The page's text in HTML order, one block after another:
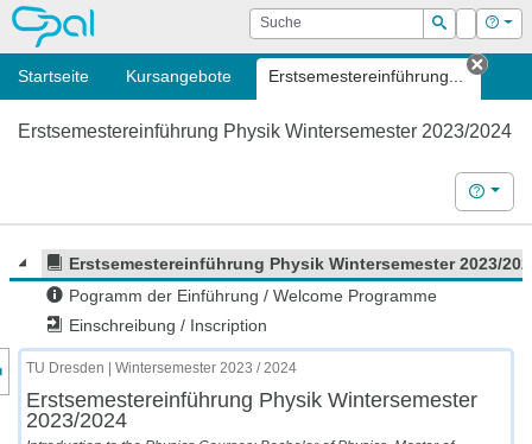
OPAL Suche
Suchen
Login Hilfe
Startseite Kursangebote Erstsemestereinführung...
Tab
Erstsemestereinführung Physik Wintersemester 2023/2024
Hilfe
Erstsemestereinführung Physik Wintersemester 2023/
Pogramm der Einführung / Welcome Programme
Einschreibung / Inscription
des Kursmenüs
TU Dresden | Wintersemester 2023 / 2024
Erstsemestereinführung Physik Wintersemester
2023/2024